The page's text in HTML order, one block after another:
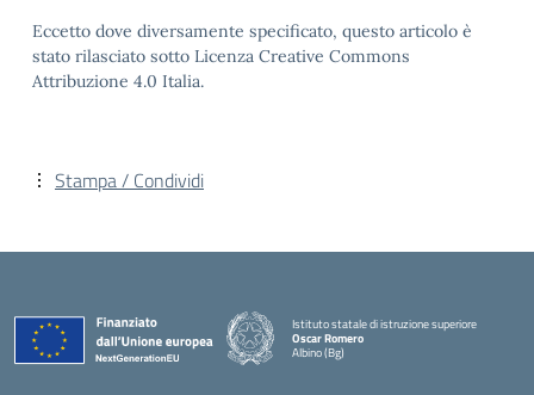
Eccetto dove diversamente specificato, questo articolo è
stato rilasciato sotto Licenza Creative Commons
Attribuzione 4.0 Italia.
Stampa / Condividi
Istituto statale di istruzione superiore
Oscar Romero
Albino (Bg)